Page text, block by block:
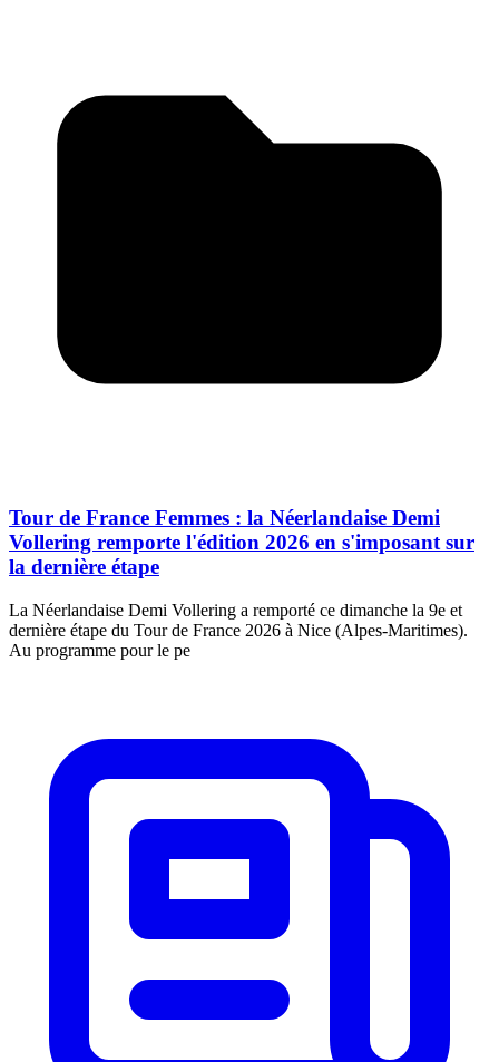
Tour de France Femmes : la Néerlandaise Demi
Vollering remporte l'édition 2026 en s'imposant sur
la dernière étape
La Néerlandaise Demi Vollering a remporté ce dimanche la 9e et
dernière étape du Tour de France 2026 à Nice (Alpes-Maritimes).
Au programme pour le pe